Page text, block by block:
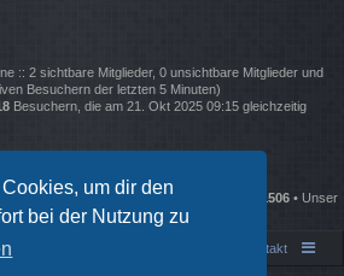
um dir den
bei der Nutzung zu
:: 2 sichtbare Mitglieder, 0 unsichtbare Mitglieder und
Besuchern der letzten 5 Minuten)
Besuchern, die am 21. Okt 2025 09:15 gleichzeitig
insgesamt2332• Mitglieder insgesamt 1506 • Unser
Kontakt